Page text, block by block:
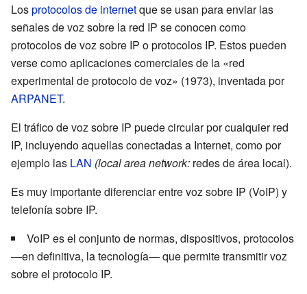
Losprotocolos de internetque se usan para enviar las
señales de voz sobre la red IP se conocen como
protocolos de voz sobre IP o protocolos IP. Estos pueden
verse como aplicaciones comerciales de la «red
experimental de protocolo de voz» (1973), inventada por
ARPANET.
El tráfico de voz sobre IP puede circular por cualquier red
IP, incluyendo aquellas conectadas a Internet, como por
ejemplo las LAN (local area network: redes de área local).
Es muy importante diferenciar entre voz sobre IP (VoIP) y
telefonía sobre IP.
VoIP es el conjunto de normas, dispositivos, protocolos
―en definitiva, la tecnología― que permite transmitir voz
sobre el protocolo IP.